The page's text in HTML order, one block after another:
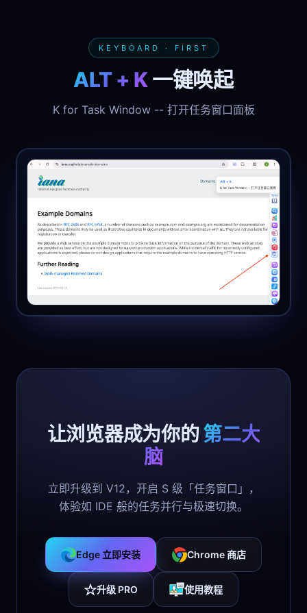
KEYBOARD · FIRST
ALT + K一键唤起
K for Task Window -- 打开任务窗口面板
让浏览器成为你的第二大
脑
立即升级到 V12，开启 S 级「任务窗口」，
体验如 IDE 般的任务并行与极速切换。
Edge 立即安装 Chrome 商店
升级 PRO 使用教程